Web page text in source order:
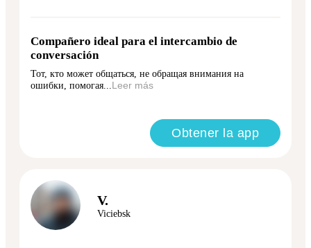
Compañero ideal para el intercambio de
conversación
Тот, кто может общаться, не обращая внимания на
ошибки, помогая... Leer más
Obtener la app
V.
Viciebsk